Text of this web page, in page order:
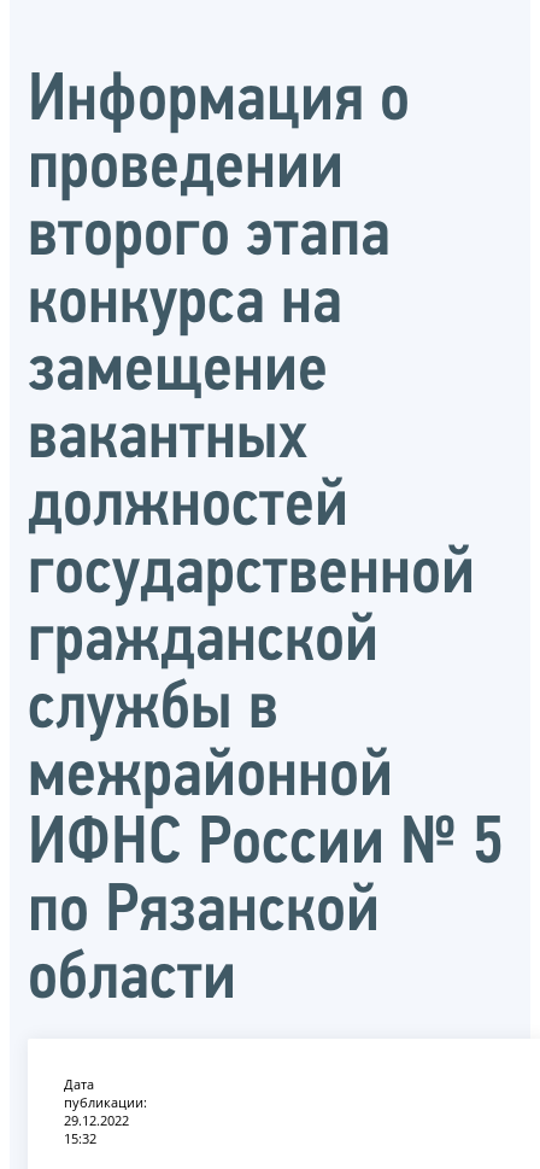
Информация о
проведении
второго этапа
конкурса на
замещение
вакантных
должностей
государственной
гражданской
службы в
межрайонной
ИФНС России № 5
по Рязанской
области
Дата
публикации:
29.12.2022
15:32